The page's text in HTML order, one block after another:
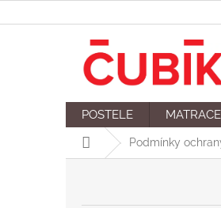
na
POSTELE MATRACE
Domů Podmínky